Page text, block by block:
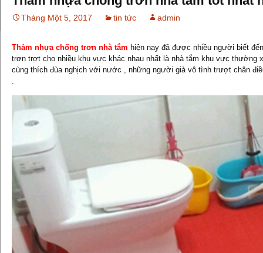
Tháng Một 5, 2017 tin tức admin
Thảm nhựa chống trơn nhà tắm hiện nay đã được nhiều người biết
trơn trợt cho nhiều khu vực khác nhau nhất là nhà tắm khu vực thường
cùng thích đùa nghịch với nước , những người già vô tình trượt chân
.